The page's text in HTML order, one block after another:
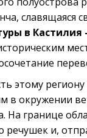
славящаяся
в
этому
в окружении
На границе
речушек и,